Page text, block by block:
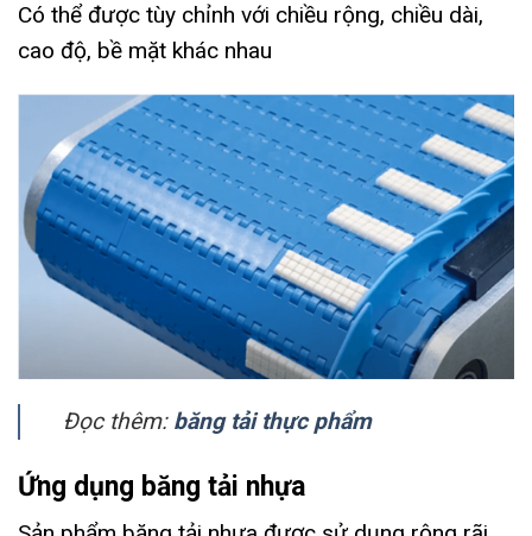
Có thể được tùy chỉnh với chiều rộng, chiều dài,
cao độ, bề mặt khác nhau
Đọc thêm: băng tải thực phẩm
Ứng dụng băng tải nhựa